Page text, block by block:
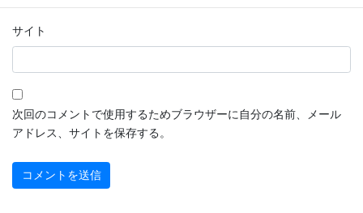
サイト
次回のコメントで使用するためブラウザーに自分の名前、メール
アドレス、サイトを保存する。